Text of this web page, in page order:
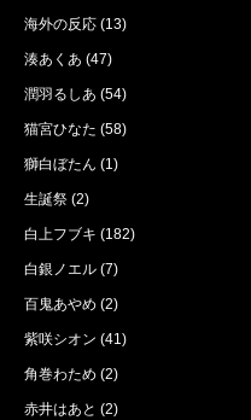
海外の反応 (13)
湊あくあ (47)
潤羽るしあ (54)
猫宮ひなた (58)
獅白ぼたん (1)
生誕祭 (2)
白上フブキ (182)
白銀ノエル (7)
百鬼あやめ (2)
紫咲シオン (41)
角巻わため (2)
赤井はあと (2)